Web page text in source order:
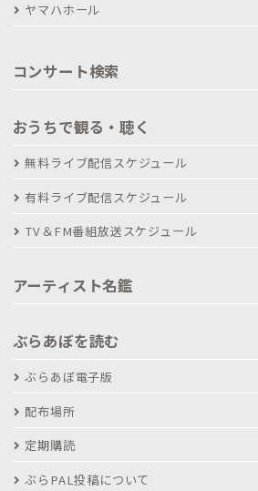
ヤマハホール
コンサート検索
おうちで観る・聴く
無料ライブ配信スケジュール
有料ライブ配信スケジュール
TV＆FM番組放送スケジュール
アーティスト名鑑
ぶらあぼを読む
ぶらあぼ電子版
配布場所
定期購読
ぶらPAL投稿について